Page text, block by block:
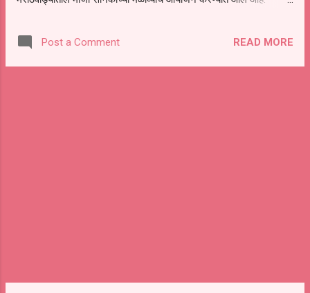
मंदिर चौक ते वरद विनायक मंगल कार्यालय या मार्गावर माजीसैनिकांची वाजत-
गाजत मिरवणूक काढण्यात येणार आहे. मेळाव्याला उपस्थित राहावे असे आवाहन
माजीसैनिक संघटनेचे संस्थापक अध्यक्ष प्रशांत राखे,सचिव तुकाराम उबाळे तथा
Post a Comment READ MORE